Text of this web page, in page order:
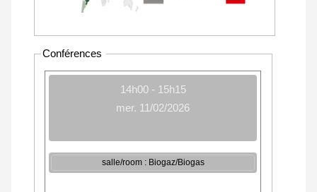
Conférences
14h00 - 15h15
mer. 11/02/2026
salle/room : Biogaz/Biogas